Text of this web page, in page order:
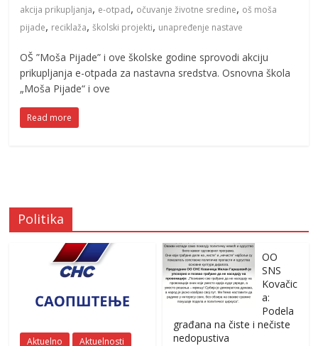
akcija prikupljanja, e-otpad, očuvanje životne sredine, oš moša
pijade, reciklaža,školski projekti, unapređenje nastave
OŠ ”Moša Pijade” i ove školske godine sprovodi akciju
prikupljanja e-otpada za nastavna sredstva. Osnovna škola
„Moša Pijade“ i ove
Read more
Politika
Aktuelno
Aktuelnosti
OO
SNS
Kovačic
a:
Podela
građana na čiste i nečiste
nedopustiva